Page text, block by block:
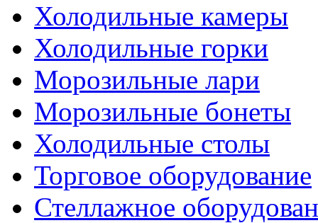
Холодильные камеры
Холодильные горки
Морозильные лари
Морозильные бонеты
Холодильные столы
Торговое оборудование
Стеллажное